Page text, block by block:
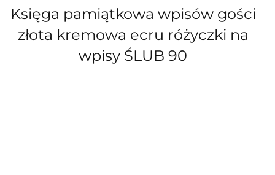
Księga pamiątkowa wpisów gości
złota kremowa ecru różyczki na
wpisy ŚLUB 90